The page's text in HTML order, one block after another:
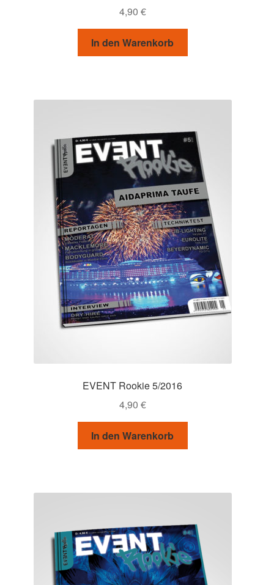
4,90 €
In den Warenkorb
EVENT Rookie 5/2016
4,90 €
In den Warenkorb